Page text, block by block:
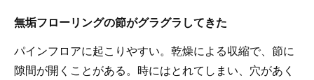
無垢フローリングの節がグラグラしてきた
パインフロアに起こりやすい。乾燥による収縮で、節に
隙間が開くことがある。時にはとれてしまい、穴があく